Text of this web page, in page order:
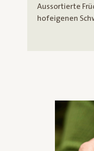
Aussortierte
hofeigenen